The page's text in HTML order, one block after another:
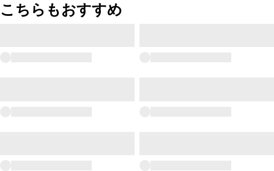
こちらもおすすめ